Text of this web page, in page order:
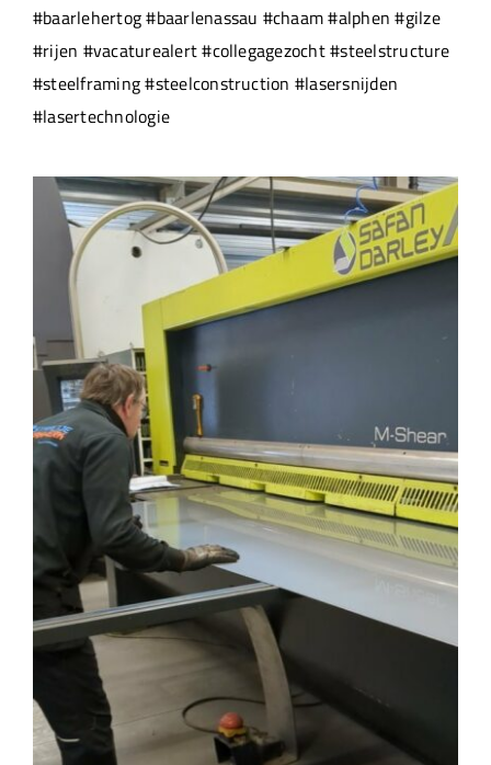
#baarlehertog #baarlenassau #chaam #alphen #gilze
#rijen #vacaturealert #collegagezocht #steelstructure
#steelframing #steelconstruction #lasersnijden
#lasertechnologie